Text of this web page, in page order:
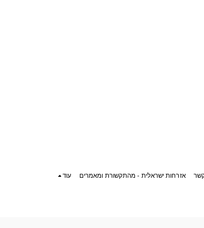
אזרחות ישראלית - מהתקשורת ומאמרים עוד